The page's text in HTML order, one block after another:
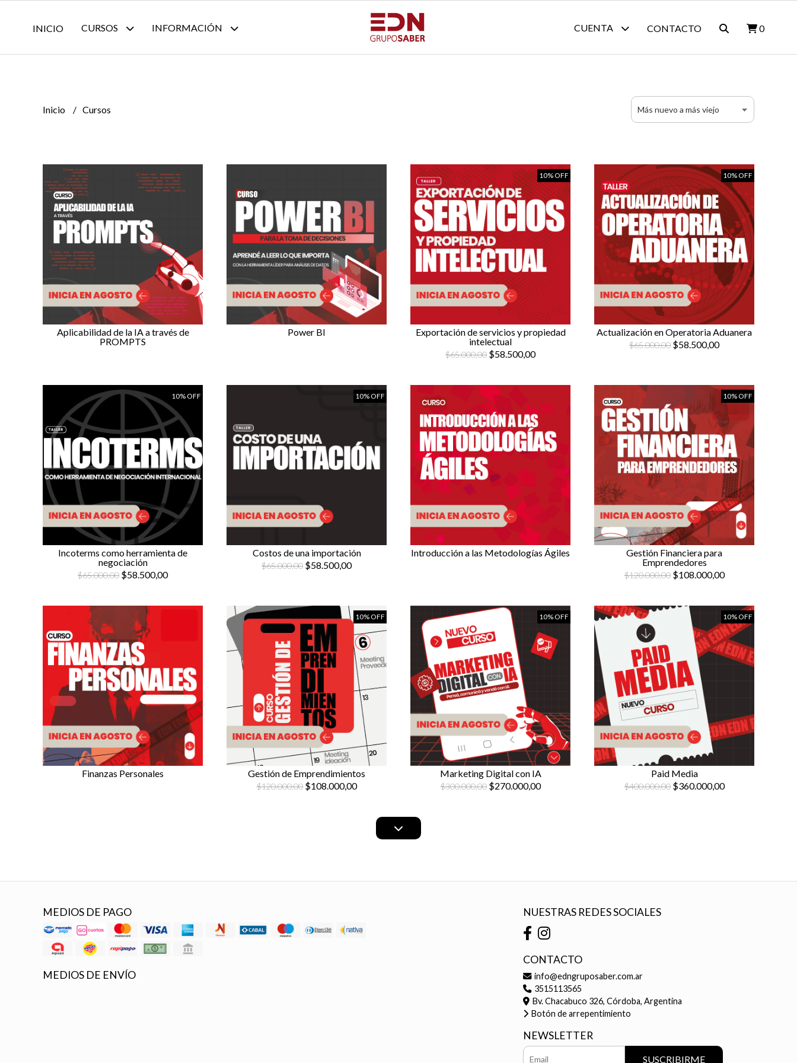
INICIO CURSOS INFORMACIÓN CUENTA CONTACTO 0
Inicio Cursos
Aplicabilidad de la IA a través de
PROMPTS
Power BI
10% OFF
Exportación de servicios y propiedad
intelectual
$65.000,00 $58.500,00
10% OFF
Actualización en Operatoria Aduanera
$65.000,00 $58.500,00
10% OFF
Incoterms como herramienta de
negociación
$65.000,00 $58.500,00
10% OFF
Costos de una importación
$65.000,00 $58.500,00
Introducción a las Metodologías Ágiles
10% OFF
Gestión Financiera para
Emprendedores
$120.000,00$108.000,00
Finanzas Personales
10% OFF
Gestión de Emprendimientos
$120.000,00$108.000,00
10% OFF
Marketing Digital con IA
$300.000,00$270.000,00
10% OFF
Paid Media
$400.000,00$360.000,00
MEDIOS DE PAGO
MEDIOS DE ENVÍO
NUESTRAS REDES SOCIALES
CONTACTO
info@edngruposaber.com.ar
3515113565
Bv. Chacabuco 326, Córdoba, Argentina
Botón de arrepentimiento
NEWSLETTER
SUSCRIBIRME